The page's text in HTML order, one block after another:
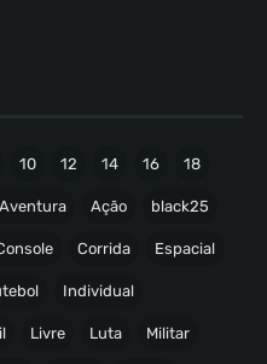
10 12 14 16 18
Aventura Ação black25
Corrida Espacial
Individual
Livre Luta Militar